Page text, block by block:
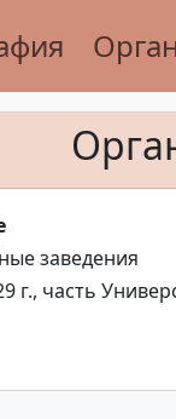
заведения
г., часть